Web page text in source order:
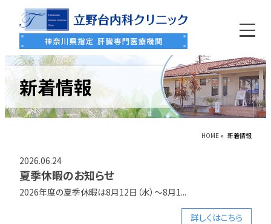
新着情報
HOME » 新着情報
2026.06.24
夏季休暇のお知らせ
2026年度の夏季休暇は8月12日（水）～8月1...
詳しくはこちら